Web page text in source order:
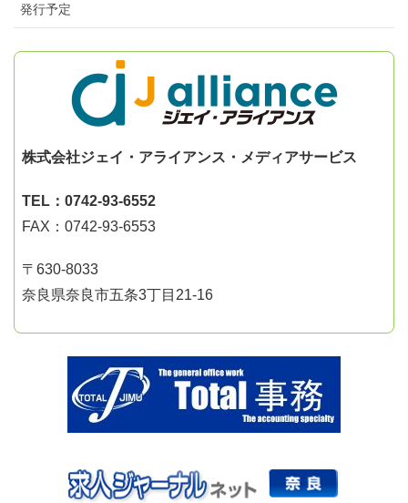
発行予定
株式会社ジェイ・アライアンス・メディアサービス
TEL：0742-93-6552
FAX：0742-93-6553
〒630-8033
奈良県奈良市五条3丁目21-16